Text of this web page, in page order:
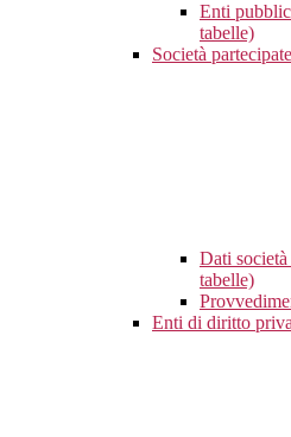
Enti
tabelle)
Società partecipate
Dati
tabelle)
Enti di diritto